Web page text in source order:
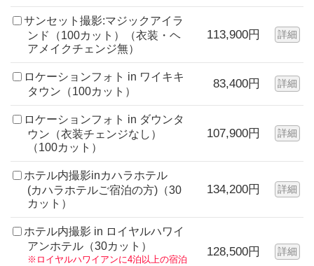
サンセット撮影:マジックアイラ
ンド（100カット）（衣装・ヘ
アメイクチェンジ無）
113,900円 詳細
ロケーションフォト in ワイキキ
タウン（100カット）
83,400円 詳細
ロケーションフォト in ダウンタ
ウン（衣装チェンジなし）
（100カット）
107,900円 詳細
ホテル内撮影inカハラホテル
(カハラホテルご宿泊の方)（30
カット）
134,200円 詳細
ホテル内撮影 in ロイヤルハワイ
アンホテル（30カット）
※ロイヤルハワイアンに4泊以上の宿泊
128,500円 詳細